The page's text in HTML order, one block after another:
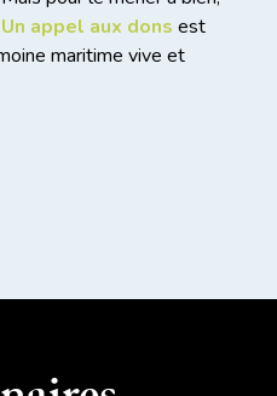
Un appel aux dons est
maritime vive et